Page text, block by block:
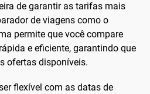
de garantir as tarifas mais
de viagens como o
permite que você compare
e eficiente, garantindo que
ofertas disponíveis.
flexível com as datas de